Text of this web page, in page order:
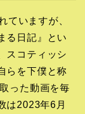
ていますが、
る日記』とい
スコティッシ
らを下僕と称
った動画を毎
は2023年6月